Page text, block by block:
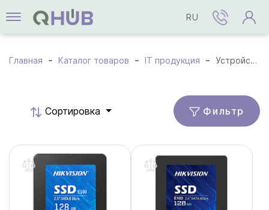
RU
Главная Каталог товаров IT продукция Устройства SSD
Cортировка Фильтр